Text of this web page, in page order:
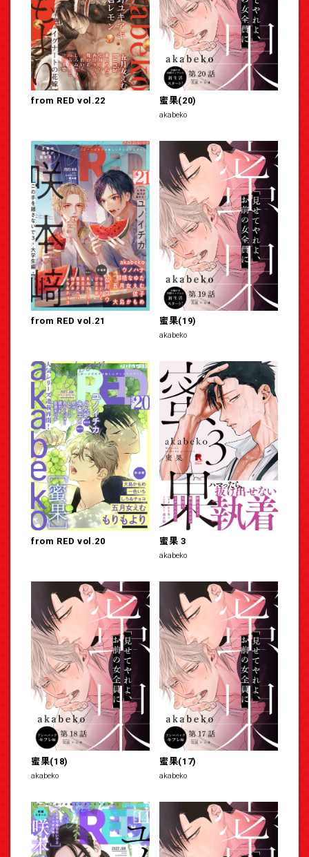
from RED vol.22 蜜果(20)
akabeko
from RED vol.21 蜜果(19)
akabeko
from RED vol.20 蜜果 3
akabeko
蜜果(18)
akabeko
蜜果(17)
akabeko